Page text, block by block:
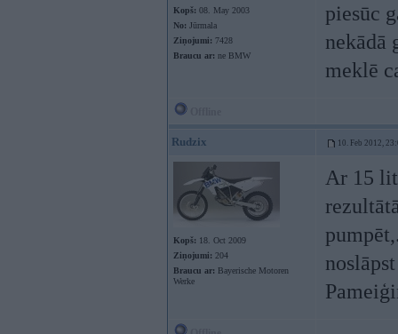
Kopš: 08. May 2003
No: Jūrmala
Ziņojumi: 7428
Braucu ar: ne BMW
piesūc
nekādā
meklē
Rudzix 10. Feb 2012,
Kopš: 18. Oct 2009
Ziņojumi: 204
Braucu ar: Bayerische Motoren
Werke
Ar 15